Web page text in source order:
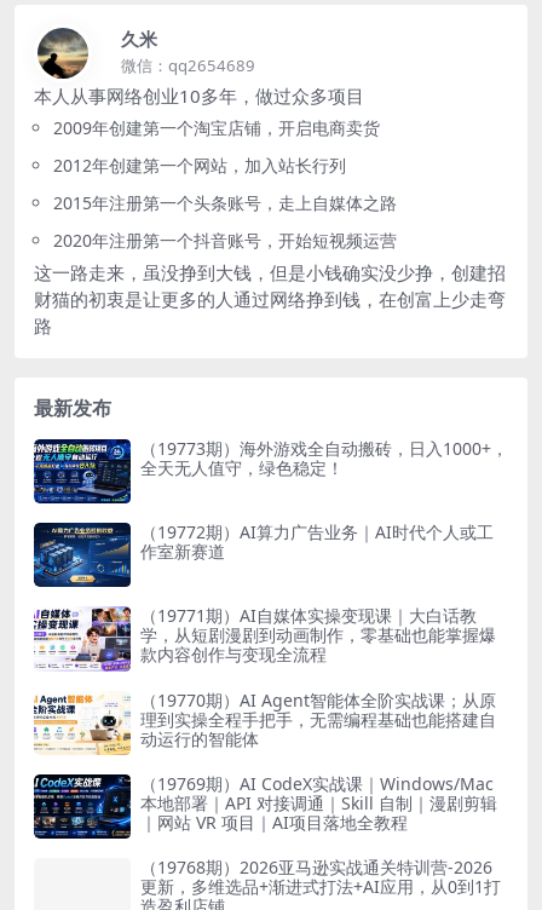
久米
微信：qq2654689
本人从事网络创业10多年，做过众多项目
2009年创建第一个淘宝店铺，开启电商卖货
2012年创建第一个网站，加入站长行列
2015年注册第一个头条账号，走上自媒体之路
2020年注册第一个抖音账号，开始短视频运营
这一路走来，虽没挣到大钱，但是小钱确实没少挣，创建招
财猫的初衷是让更多的人通过网络挣到钱，在创富上少走弯
路
最新发布
（19773期）海外游戏全自动搬砖，日入1000+，
全天无人值守，绿色稳定！
（19772期）AI算力广告业务｜AI时代个人或工
作室新赛道
（19771期）AI自媒体实操变现课｜大白话教
学，从短剧漫剧到动画制作，零基础也能掌握爆
款内容创作与变现全流程
（19770期）AI Agent智能体全阶实战课；从原
理到实操全程手把手，无需编程基础也能搭建自
动运行的智能体
（19769期）AI CodeX实战课｜Windows/Mac
本地部署｜API 对接调通｜Skill 自制｜漫剧剪辑
｜网站 VR 项目｜AI项目落地全教程
（19768期）2026亚马逊实战通关特训营-2026
更新，多维选品+渐进式打法+AI应用，从0到1打